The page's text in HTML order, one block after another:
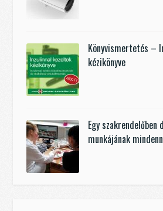
Könyvismertetés –
kézikönyve
Egy
munkájának